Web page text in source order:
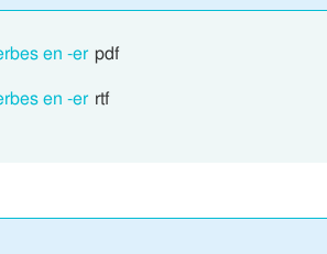
en -er pdf
en -er rtf